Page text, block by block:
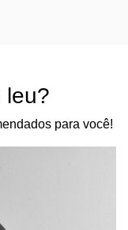
leu?
para você!